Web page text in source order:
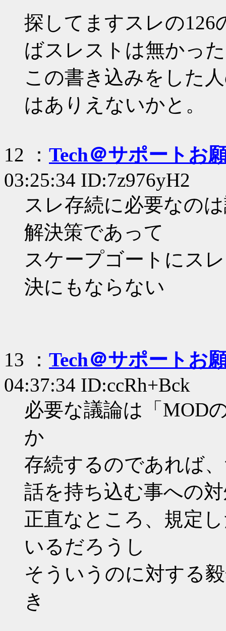
探してますスレの126
ばスレストは無かっ
この書き込みをした
はありえないかと。
12 ： Tech＠サポートお
03:25:34 ID:7z976yH2
スレ存続に必要なの
解決策であって
スケープゴートにス
決にもならない
13 ： Tech＠サポートお
04:37:34 ID:ccRh+Bck
必要な議論は「MOD
か
存続するのであれば
話を持ち込む事への
正直なところ、規定
いるだろうし
そういうのに対する
き